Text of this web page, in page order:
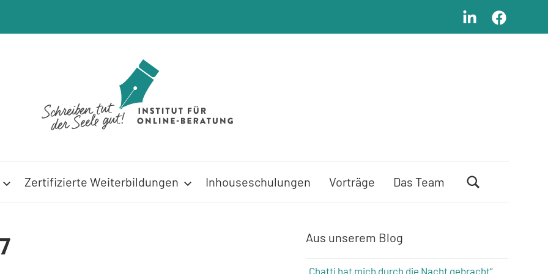
LinkedInFacebook
Zertifizierte Weiterbildungen Inhouseschulungen Vorträge Das Team
Aus unserem Blog
„Chatti hat mich durch die Nacht gebracht“